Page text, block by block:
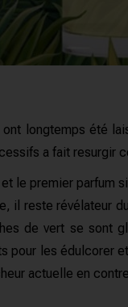
longtemps été
a fait resurgir
le premier parfum
il reste révélateur
de vert se sont
les édulcorer
actuelle en